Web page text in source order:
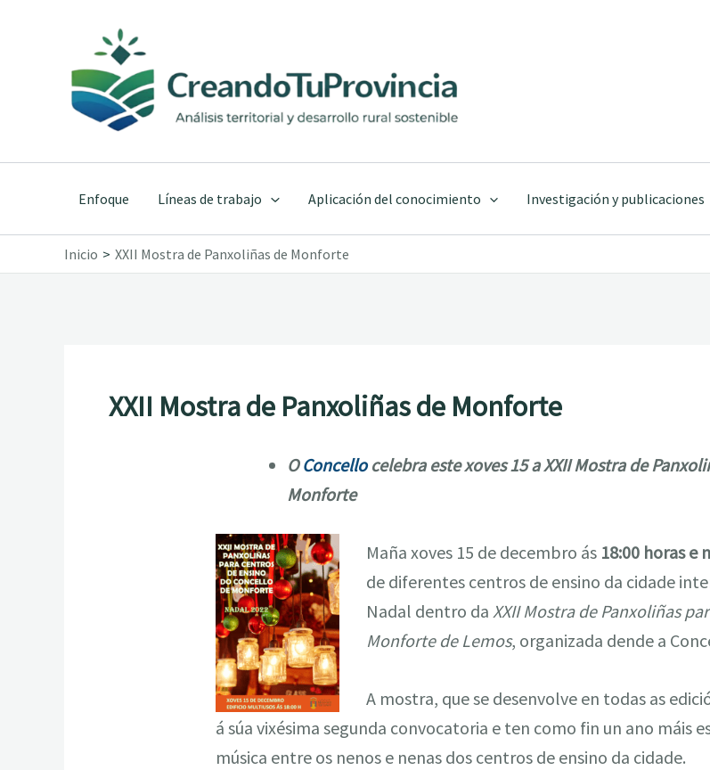
contenido
Enfoque Líneas de trabajo Aplicación del conocimiento Investigación y publicaciones
Inicio XXII Mostra de Panxoliñas de Monforte
XXII Mostra de Panxoliñas de Monforte
OConcellocelebra este xoves 15 a XXII Mostra de
Monforte
Maña xoves 15 de decembro ás 18:00 horas e
de diferentes centros de ensino da cidade
Nadal dentro da XXII Mostra de Panxoliñas
Monforte de Lemos, organizada dende a
A mostra, que se desenvolve en todas as
á súa vixésima segunda convocatoria e ten como fin un ano máis
música entre os nenos e nenas dos centros de ensino da cidade.